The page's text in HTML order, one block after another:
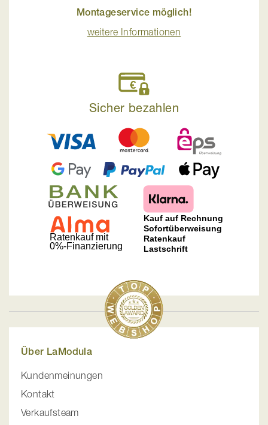
Montageservice möglich!
weitere Informationen
Sicher bezahlen
Über LaModula
Kundenmeinungen
Kontakt
Verkaufsteam